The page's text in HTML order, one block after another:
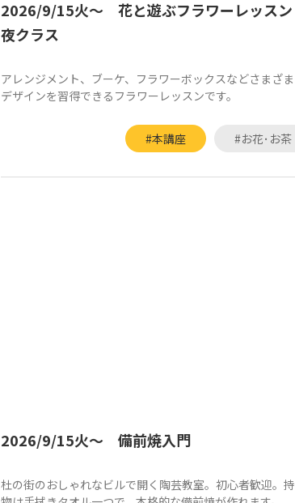
2026/9/15火～ 花と遊ぶフラワーレッス
夜クラス
アレンジメント、ブーケ、フラワーボックスなどさまざ
デザインを習得できるフラワーレッスンです。
#本講座 #お花･お茶
2026/9/15火～ 備前焼入門
杜の街のおしゃれなビルで開く陶芸教室。初心者歓迎。